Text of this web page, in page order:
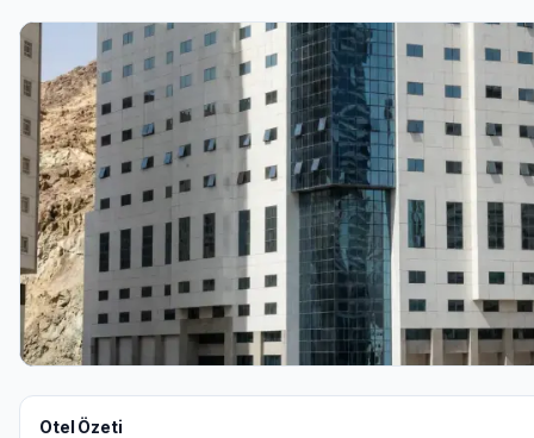
Otel Özeti